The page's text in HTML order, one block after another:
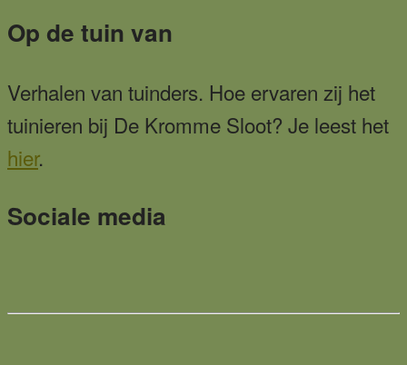
Op de tuin van
Verhalen van tuinders. Hoe ervaren zij het
tuinieren bij De Kromme Sloot? Je leest het
hier.
Sociale media